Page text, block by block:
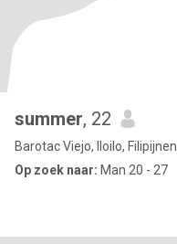
summer, 22
Barotac Viejo, Iloilo, Filipijnen
Op zoek naar: Man 20 - 27